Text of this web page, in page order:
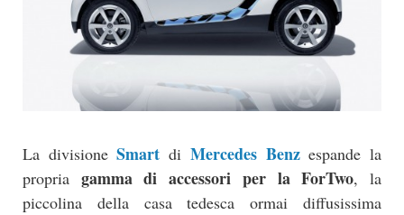
La divisioneSmart di Mercedes Benzespande la
propria gamma di accessori per la ForTwo, la
piccolina della casa tedesca ormai diffusissima